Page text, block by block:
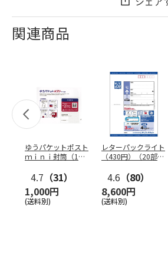
関連商品
ゆうパケットポスト
ｍｉｎｉ封筒（1個
4.7 （31）
1,000円
(送料別)
レターパックライト
（430円）（20部セ
4.6 （80）
8,600円
(送料別)